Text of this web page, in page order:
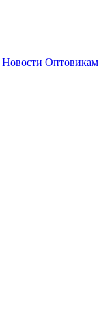
Новости Оптовикам